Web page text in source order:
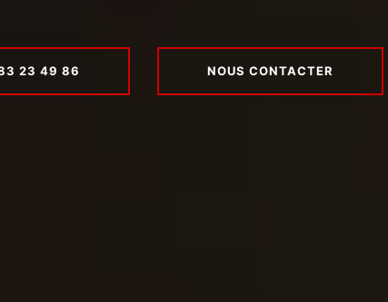
23 49 86 NOUS CONTACTER